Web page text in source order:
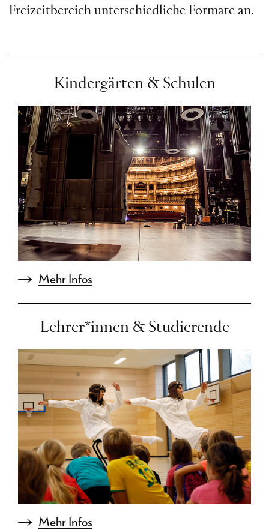
Freizeitbereich unterschiedliche Formate an.
Kindergärten & Schulen
Mehr Infos
Lehrer*innen & Studierende
Mehr Infos